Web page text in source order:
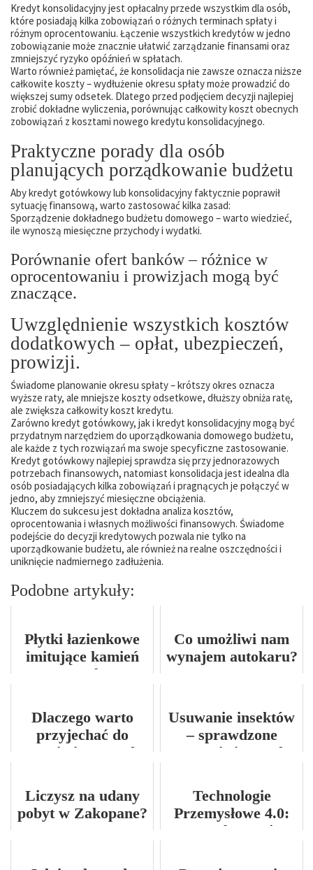
Kredyt konsolidacyjny jest opłacalny przede wszystkim dla osób,
które posiadają kilka zobowiązań o różnych terminach spłaty i
różnym oprocentowaniu. Łączenie wszystkich kredytów w jedno
zobowiązanie może znacznie ułatwić zarządzanie finansami oraz
zmniejszyć ryzyko opóźnień w spłatach.
Warto również pamiętać, że konsolidacja nie zawsze oznacza niższe
całkowite koszty – wydłużenie okresu spłaty może prowadzić do
większej sumy odsetek. Dlatego przed podjęciem decyzji najlepiej
zrobić dokładne wyliczenia, porównując całkowity koszt obecnych
zobowiązań z kosztami nowego kredytu konsolidacyjnego.
Praktyczne porady dla osób
planujących porządkowanie budżetu
Aby kredyt gotówkowy lub konsolidacyjny faktycznie poprawił
sytuację finansową, warto zastosować kilka zasad:
Sporządzenie dokładnego budżetu domowego – warto wiedzieć,
ile wynoszą miesięczne przychody i wydatki.
Porównanie ofert banków – różnice w
oprocentowaniu i prowizjach mogą być
znaczące.
Uwzględnienie wszystkich kosztów
dodatkowych – opłat, ubezpieczeń,
prowizji.
Świadome planowanie okresu spłaty – krótszy okres oznacza
wyższe raty, ale mniejsze koszty odsetkowe, dłuższy obniża ratę,
ale zwiększa całkowity koszt kredytu.
Zarówno kredyt gotówkowy, jak i kredyt konsolidacyjny mogą być
przydatnym narzędziem do uporządkowania domowego budżetu,
ale każde z tych rozwiązań ma swoje specyficzne zastosowanie.
Kredyt gotówkowy najlepiej sprawdza się przy jednorazowych
potrzebach finansowych, natomiast konsolidacja jest idealna dla
osób posiadających kilka zobowiązań i pragnących je połączyć w
jedno, aby zmniejszyć miesięczne obciążenia.
Kluczem do sukcesu jest dokładna analiza kosztów,
oprocentowania i własnych możliwości finansowych. Świadome
podejście do decyzji kredytowych pozwala nie tylko na
uporządkowanie budżetu, ale również na realne oszczędności i
uniknięcie nadmiernego zadłużenia.
Podobne artykuły:
Płytki łazienkowe
imitujące kamień
naturalny
Co umożliwi nam
wynajem autokaru?
Dlaczego warto
przyjechać do
Kazimierza nad
Usuwanie insektów
– sprawdzone
strategie i metody
Liczysz na udany
pobyt w Zakopane?
Technologie
Przemysłowe 4.0:
Transformacja
Łańcucha Dostaw